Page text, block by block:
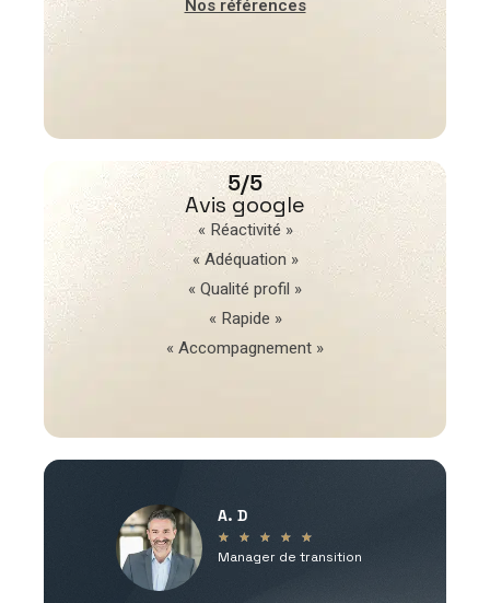
Nos références
5/5
Avis google
« Réactivité »
« Adéquation »
« Qualité profil »
« Rapide »
« Accompagnement »
A. D
★ ★ ★ ★ ★
Manager de transition